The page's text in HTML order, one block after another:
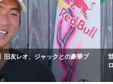
旧友レオ、ジャックとの豪華プ